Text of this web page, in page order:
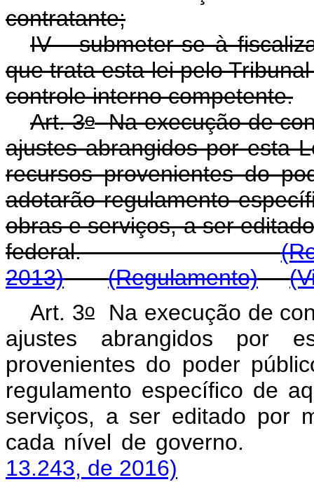
contratante;
IV - submeter-se à
que trata esta lei pelo
controle interno competente.
Art. 3o
Na execução de
ajustes abrangidos por esta
recursos provenientes do
adotarão regulamento
obras e serviços, a ser
federal.
2013)
(Regulamento)
Art. 3oNa execução de
ajustes abrangidos por
provenientes do poder
regulamento específico de
serviços, a ser editado por
cada nível de
13.243, de 2016)